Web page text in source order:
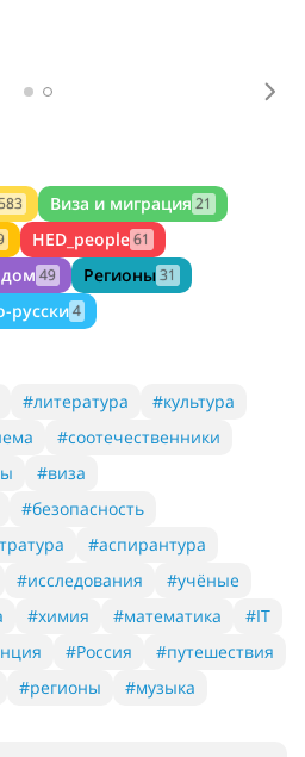
Виза и миграция 21
HED_people61
дом 49 Регионы31
русски4
#литература
#культура
#соотечественники
#виза
#безопасность
#аспирантура
#исследования
#учёные
#химия #математика
#IT
#Россия
#путешествия
#регионы
#музыка